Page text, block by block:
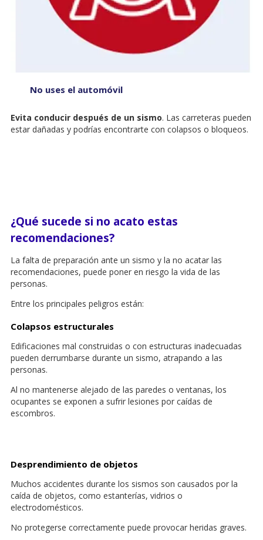
No uses el automóvil
Evita conducir después de un sismo. Las carreteras pueden
estar dañadas y podrías encontrarte con colapsos o bloqueos.
¿Qué sucede si no acato estas
recomendaciones?
La falta de preparación ante un sismo y la no acatar las
recomendaciones, puede poner en riesgo la vida de las
personas.
Entre los principales peligros están:
Colapsos estructurales
Edificaciones mal construidas o con estructuras inadecuadas
pueden derrumbarse durante un sismo, atrapando a las
personas.
Al no mantenerse alejado de las paredes o ventanas, los
ocupantes se exponen a sufrir lesiones por caídas de
escombros.
Desprendimiento de objetos
Muchos accidentes durante los sismos son causados por la
caída de objetos, como estanterías, vidrios o
electrodomésticos.
No protegerse correctamente puede provocar heridas graves.